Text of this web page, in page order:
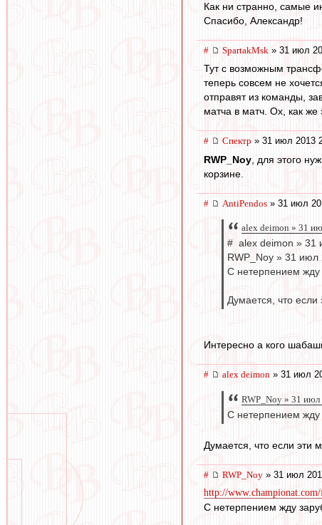
Как ни странно, самые
Спасибо, Александр!
# SpartakMsk » 31 июл
Тут с возможным
теперь совсем не
отправят из команды,
матча в матч. Ох, как же
# Спектр » 31 июл 2013
RWP_Noy , для этого
корзине.
# AntiPendos » 31 июл
alex deimon » 31
# alex deimon » 31
RWP_Noy » 31 июл
С нетерпением
Думается, что если
Интересно а кого
# alex deimon » 31 июл
RWP_Noy » 31
С нетерпением
Думается, что если эти
# RWP_Noy » 31 июл
http://
С нетерпением жду